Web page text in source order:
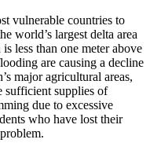
vulnerable countries to
world’s largest delta area
less than one meter above
are causing a decline
major agricultural areas,
sufficient supplies of
due to excessive
who have lost their